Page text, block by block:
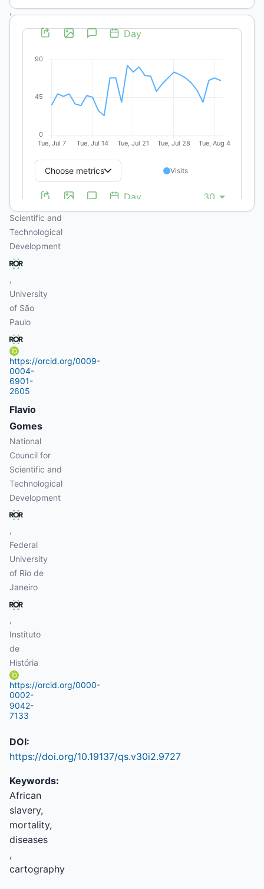
,
Oswaldo
Beatriz
Lamego
Scientific and
Technological
Development
,
University
of São
Paulo
https://orcid.org/0009-
0004-
6901-
2605
Flavio
Gomes
National
Council for
Scientific and
Technological
Development
,
Federal
University
of Rio de
Janeiro
,
Instituto
de
História
https://orcid.org/0000-
0002-
9042-
7133
DOI:
https://doi.org/10.19137/qs.v30i2.9727
Keywords:
African
slavery,
mortality,
diseases
,
cartography